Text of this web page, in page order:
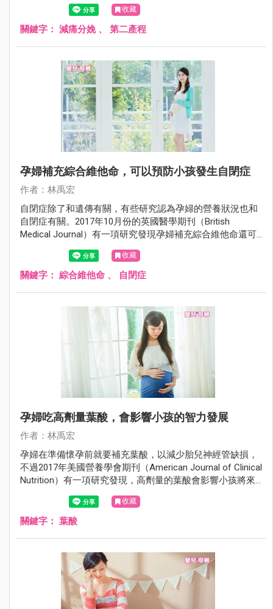
and Gynecology）有一項研究認為沒有必要。
收藏
關鍵字： 減痛分娩、 第二產程
孕婦補充綜合維他命，可以預防小孩發生自閉症
作者：林禹宏
自閉症除了和遺傳有關，有些研究認為孕婦的營養狀況也和
自閉症有關。2017年10月份的英國醫學期刊（British
Medical Journal）有一項研究發現孕婦補充綜合維他命還可
以預防自閉症。
收藏
關鍵字： 綜合維他命 、 自閉症
孕婦吃高劑量葉酸，會影響小孩的智力發展
作者：林禹宏
孕婦在準備懷孕前就要補充葉酸，以減少胎兒神經管缺損，
不過2017年美國營養學會期刊（American Journal of Clinical
Nutrition）有一項研究發現，高劑量的葉酸會影響小孩將來
的認知發育。
收藏
關鍵字： 葉酸